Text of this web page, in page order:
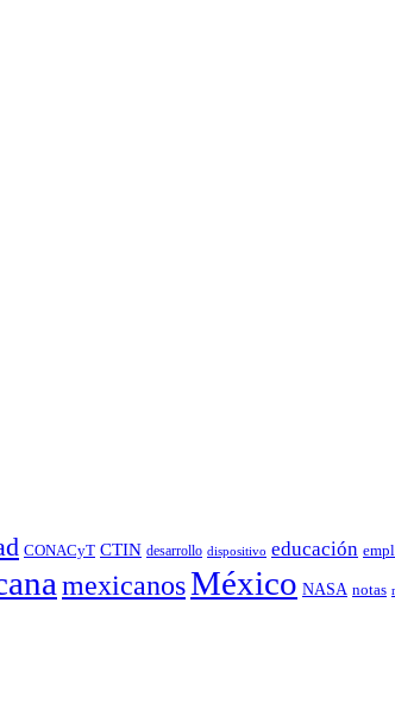
CONACyT CTIN desarrollo dispositivo educación
mexicanosMéxico NASA notas